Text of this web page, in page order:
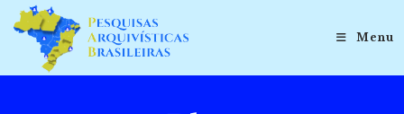
para
conteúdo
Menu